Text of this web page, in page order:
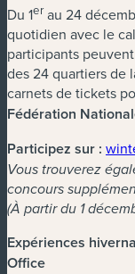
Du 1erau 24
quotidien avec le
participants
des 24 quartiers de
carnets de tickets
Fédération
Participez sur :
Vous trouverez
concours
(À partir du 1
Expériences
Office